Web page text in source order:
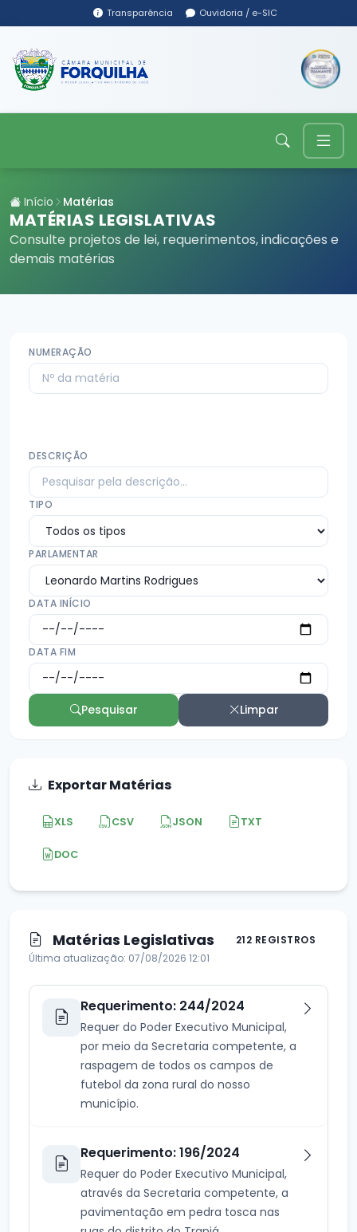
Transparência Ouvidoria / e-SIC
Início Matérias
MATÉRIAS LEGISLATIVAS
Consulte projetos de lei, requerimentos, indicações e
demais matérias
NUMERAÇÃO
DESCRIÇÃO
TIPO
PARLAMENTAR
DATA INÍCIO
DATA FIM
Pesquisar Limpar
Exportar Matérias
XLS CSV JSON TXT
DOC
Matérias Legislativas
212 REGISTROS
Última atualização: 07/08/2026 12:01
Requerimento: 244/2024
Requer do Poder Executivo Municipal,
por meio da Secretaria competente, a
raspagem de todos os campos de
futebol da zona rural do nosso
município.
Requerimento: 196/2024
Requer do Poder Executivo Municipal,
através da Secretaria competente, a
pavimentação em pedra tosca nas